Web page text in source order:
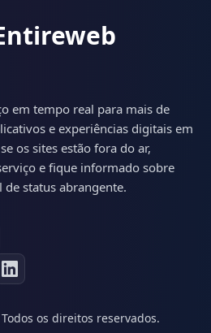
em tempo real para mais de
e experiências digitais em
os sites estão fora do ar,
e fique informado sobre
de status abrangente.
os direitos reservados.